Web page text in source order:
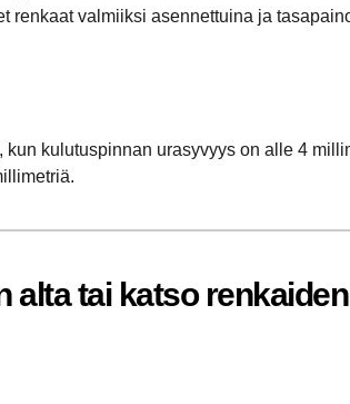
renkaat valmiiksi asennettuina ja
kulutuspinnan urasyvyys on alle 4
alta tai katso